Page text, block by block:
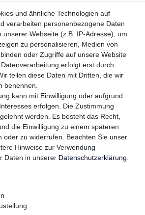
WIR VERSENDEN MIT
FOLGEN SIE UNS
Vertrag widerrufen
und ähnliche Technologien auf
verarbeiten personenbezogene Daten
unserer Webseite (z.B. IP-Adresse), um
zu personalisieren, Medien von
oder Zugriffe auf unsere Website
erfolgt erst durch
teilen diese Daten mit Dritten, die wir
benennen.
kann mit Einwilligung oder aufgrund
erfolgen. Die Zustimmung
werden. Es besteht das Recht,
die Einwilligung zu einem späteren
oder zu widerrufen. Beachten Sie unser
Hinweise zur Verwendung
Daten in unserer Daten­schutz­erklärung